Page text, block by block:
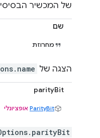
של המכשיר
שם
מחרוזת
הצגה של
parityBit
ParityBit אופציונלי